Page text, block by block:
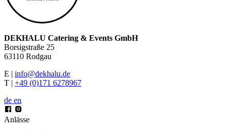
DEKHALU Catering & Events GmbH
Borsigstraße 25
63110 Rodgau
E | info@dekhalu.de
T | +49 (0)171 6278967
de en
Anlässe